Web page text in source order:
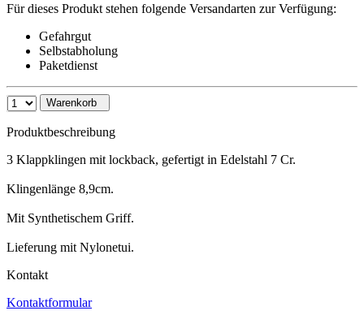
Für dieses Produkt stehen folgende Versandarten zur Verfügung:
Gefahrgut
Selbstabholung
Paketdienst
Warenkorb
Produktbeschreibung
3 Klappklingen mit lockback, gefertigt in Edelstahl 7 Cr.
Klingenlänge 8,9cm.
Mit Synthetischem Griff.
Lieferung mit Nylonetui.
Kontakt
Kontaktformular